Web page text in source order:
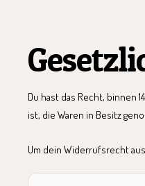
Du hast das Recht, binnen
ist, die Waren in Besitz
Um dein Widerrufsrecht